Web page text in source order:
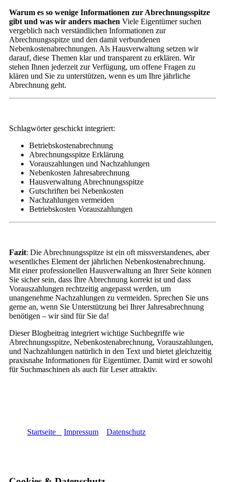
Warum es so wenige Informationen zur Abrechnungsspitze
gibt und was wir anders machen Viele Eigentümer suchen
vergeblich nach verständlichen Informationen zur
Abrechnungsspitze und den damit verbundenen
Nebenkostenabrechnungen. Als Hausverwaltung setzen wir
darauf, diese Themen klar und transparent zu erklären. Wir
stehen Ihnen jederzeit zur Verfügung, um offene Fragen zu
klären und Sie zu unterstützen, wenn es um Ihre jährliche
Abrechnung geht.
Schlagwörter geschickt integriert:
Betriebskostenabrechnung
Abrechnungsspitze Erklärung
Vorauszahlungen und Nachzahlungen
Nebenkosten Jahresabrechnung
Hausverwaltung Abrechnungsspitze
Gutschriften bei Nebenkosten
Nachzahlungen vermeiden
Betriebskosten Vorauszahlungen
Fazit: Die Abrechnungsspitze ist ein oft missverstandenes, aber
wesentliches Element der jährlichen Nebenkostenabrechnung.
Mit einer professionellen Hausverwaltung an Ihrer Seite können
Sie sicher sein, dass Ihre Abrechnung korrekt ist und dass
Vorauszahlungen rechtzeitig angepasst werden, um
unangenehme Nachzahlungen zu vermeiden. Sprechen Sie uns
gerne an, wenn Sie Unterstützung bei Ihrer Jahresabrechnung
benötigen – wir sind für Sie da!
Dieser Blogbeitrag integriert wichtige Suchbegriffe wie
Abrechnungsspitze, Nebenkostenabrechnung, Vorauszahlungen,
und Nachzahlungen natürlich in den Text und bietet gleichzeitig
praxisnahe Informationen für Eigentümer. Damit wird er sowohl
für Suchmaschinen als auch für Leser attraktiv.
Startseite Impressum Datenschutz